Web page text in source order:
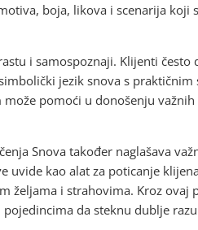
boja, likova i scenarija koji
i samospoznaji. Klijenti često
jezik snova s praktičnim
pomoći u donošenju
Snova također naglašava
kao alat za poticanje
i strahovima. Kroz ovaj
da steknu dublje